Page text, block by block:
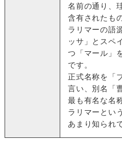
名前の通り、
含有されたも
ラリマーの語
ッサ」とスペ
つ「マール」
です。
正式名称を「
言い、別名「
最も有名な名
ラリマーとい
あまり知られ